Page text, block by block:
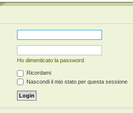
Ho dimenticato la password
Ricordami
Nascondi il mio stato per questa sessione